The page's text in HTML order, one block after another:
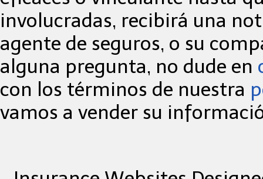
involucradas, recibirá una
agente de seguros, o su
alguna pregunta, no dude en
con los términos de nuestra
vamos a vender su